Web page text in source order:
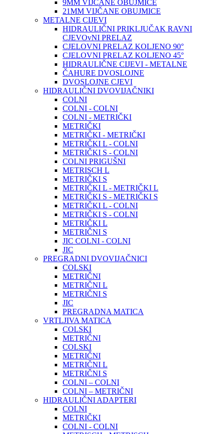
9MM VIJČANE OBUJMICE
21MM VIJČANE OBUJMICE
METALNE CIJEVI
HIDRAULIČNI PRIKLJUČAK RAVNI
CJEVOvNI PRELAZ
CJELOVNI PRELAZ KOLJENO 90°
CJELOVNI PRELAZ KOLJENO 45°
HIDRAULIČNE CIJEVI - METALNE
ČAHURE DVOSLOJNE
DVOSLOJNE CJEVI
HIDRAULIČNI DVOVIJAČNIKI
COLNI
COLNI - COLNI
COLNI - METRIČKI
METRIČKI
METRIČKI - METRIČKI
METRIČKI L - COLNI
METRIČKI S - COLNI
COLNI PRIGUŠNI
METRISCH L
METRIČKI S
METRIČKI L - METRIČKI L
METRIČKI S - METRIČKI S
METRIČKI L - COLNI
METRIČKI S - COLNI
METRIČKI L
METRIČNI S
JIC COLNI - COLNI
JIC
PREGRADNI DVOVIJAČNICI
COLSKI
METRIČNI
METRIČNI L
METRIČNI S
JIC
PREGRADNA MATICA
VRTLJIVA MATICA
COLSKI
METRIČNI
COLSKI
METRIČNI
METRIČNI L
METRIČNI S
COLNI – COLNI
COLNI – METRIČNI
HIDRAULIČNI ADAPTERI
COLNI
METRIČKI
COLNI - COLNI